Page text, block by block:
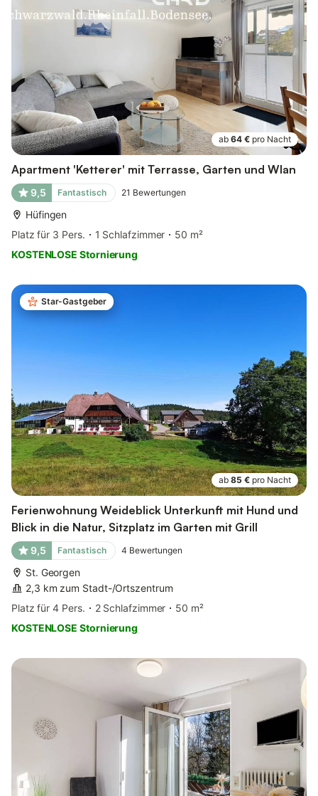
ab 64 € pro Nacht
Apartment 'Ketterer' mit Terrasse, Garten und Wlan
9,5 Fantastisch 21 Bewertungen
Hüfingen
Platz für 3 Pers.
1 Schlafzimmer
50 m²
KOSTENLOSE Stornierung
Star-Gastgeber
ab 85 € pro Nacht
Ferienwohnung Weideblick Unterkunft mit Hund und
Blick in die Natur, Sitzplatz im Garten mit Grill
9,5 Fantastisch 4 Bewertungen
St. Georgen
2,3 km zum Stadt-/Ortszentrum
Platz für 4 Pers.
2 Schlafzimmer
50 m²
KOSTENLOSE Stornierung